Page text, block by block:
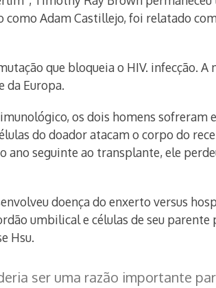
como Adam Castillejo, foi relatado
que bloqueia o HIV. infecção. A
da Europa.
os dois homens sofreram
do doador atacam o corpo do
seguinte ao transplante, ele
doença do enxerto versus
umbilical e células de seu parente
Hsu.
ser uma razão importante